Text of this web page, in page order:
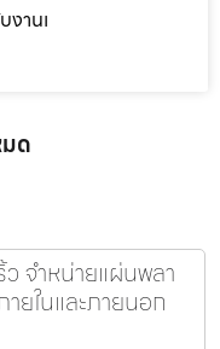
านเ
ด
จำหน่ายแผ่นพลา
ยในและภายนอก